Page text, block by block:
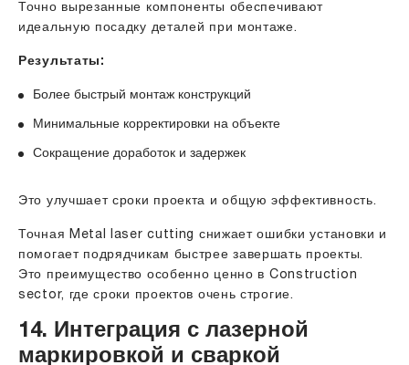
Точно вырезанные компоненты обеспечивают
идеальную посадку деталей при монтаже.
Результаты:
Более быстрый монтаж конструкций
Минимальные корректировки на объекте
Сокращение доработок и задержек
Это улучшает сроки проекта и общую эффективность.
Точная Metal laser cutting снижает ошибки установки и
помогает подрядчикам быстрее завершать проекты.
Это преимущество особенно ценно в Construction
sector, где сроки проектов очень строгие.
14. Интеграция с лазерной
маркировкой и сваркой